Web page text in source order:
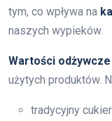
tym, co wpływa na
naszych wypieków.
Wartości
użytych produktów.
tradycyjny